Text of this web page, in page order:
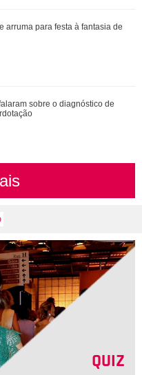
Filiz sobre o ex-marido de
que Irmak ...
arruma para festa à fantasia de
sobre o diagnóstico de
QUIZ